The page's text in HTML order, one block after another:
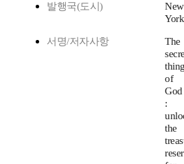
발행국(도시)
New
서명/저자사항
The
of
God
:
the